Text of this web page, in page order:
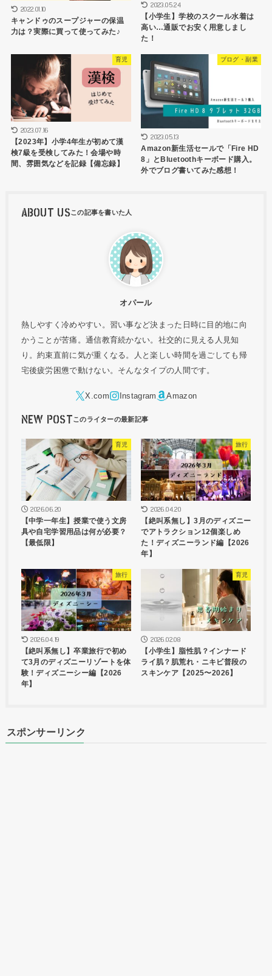
2022.01.10
キャンドゥのスープジャーの保温
力は？実際に買って使ってみた♪
2023.05.24
【小学生】学校のスクール水着は
高い…通販でお安く用意しまし
た！
育児
2023.07.16
【2023年】小学4年生が初めて漢
検7級を受検してみた！会場や時
間、雰囲気などを記録【備忘録】
ブログ・副業
2023.05.13
Amazon新生活セールで「Fire HD
8」とBluetoothキーボード購入。
外でブログ書いてみた感想！
ABOUT US
オパール
熱しやすく冷めやすい。習い事など決まった日時に目的地に向
かうことが苦痛。通信教育続かない。社交的に見える人見知
り。約束直前に気が重くなる。人と楽しい時間を過ごしても帰
宅後疲労困憊で動けない。そんなタイプの人間です。
NEW POST
育児
2026.06.20
【中学一年生】授業で使う文房
具や自宅学習用品は何が必要？
【最低限】
旅行
2026.04.20
【絶叫系無し】3月のディズニー
でアトラクション12個楽しめ
た！ディズニーランド編【2026
年】
旅行
2026.04.19
【絶叫系無し】卒業旅行で初め
て3月のディズニーリゾートを体
験！ディズニーシー編【2026
年】
育児
2026.02.08
【小学生】脂性肌？インナード
ライ肌？肌荒れ・ニキビ普段の
スキンケア【2025〜2026】
スポンサーリンク